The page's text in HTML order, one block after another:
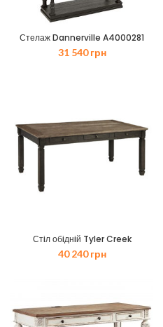
Стелаж Dannerville A4000281
31 540грн
Стiл обiднiй Tyler Creek
40 240грн